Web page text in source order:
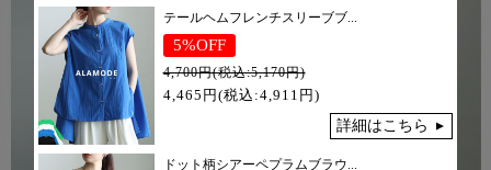
テールヘムフレンチスリーブブ...
5%OFF
4,700円(税込:5,170円)
4,465円(税込:4,911円)
詳細はこちら
ドット柄シアーペプラムブラウ...